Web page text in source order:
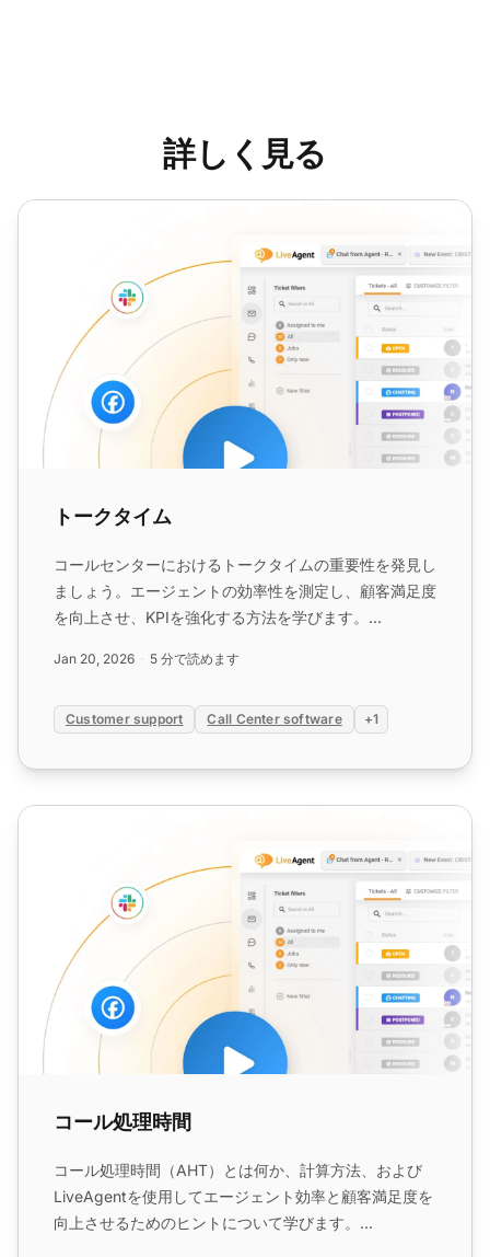
詳しく見る
トークタイム
トークタイム
コールセンターにおけるトークタイムの重要性を発見し
ましょう。エージェントの効率性を測定し、顧客満足度
を向上させ、KPIを強化する方法を学びます。...
Jan 20, 2026 5 分で読めます
Customer support Call Center software +1
コール処理時間
コール処理時間
コール処理時間（AHT）とは何か、計算方法、および
LiveAgentを使用してエージェント効率と顧客満足度を
向上させるためのヒントについて学びます。...